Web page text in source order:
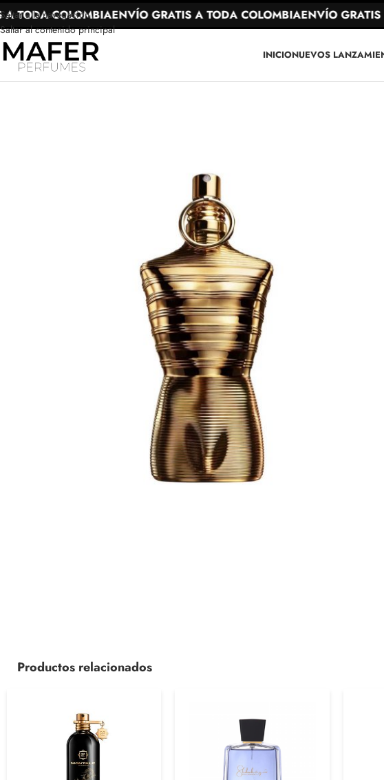
Saltar a la navegación
Saltar al contenido principal
COLOMBIAENVÍO GRATIS A TODA COLOMBIAENVÍO GRATIS A
INICIONUEVOS
Productos relacionados